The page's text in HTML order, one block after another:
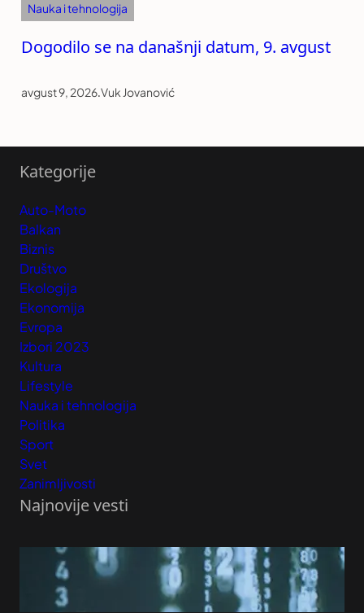
Nauka i tehnologija
Dogodilo se na današnji datum, 9. avgust
avgust 9, 2026.Vuk Jovanović
Kategorije
Auto-Moto
Balkan
Biznis
Društvo
Ekologija
Ekonomija
Evropa
Izbori 2023
Kultura
Lifestyle
Nauka i tehnologija
Politika
Sport
Svet
Zanimljivosti
Najnovije vesti